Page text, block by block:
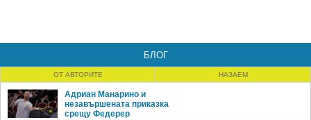
БЛОГ
ОТ АВТОРИТЕ НАЗАЕМ
Адриан Манарино и
незавършената приказка
срещу Федерер